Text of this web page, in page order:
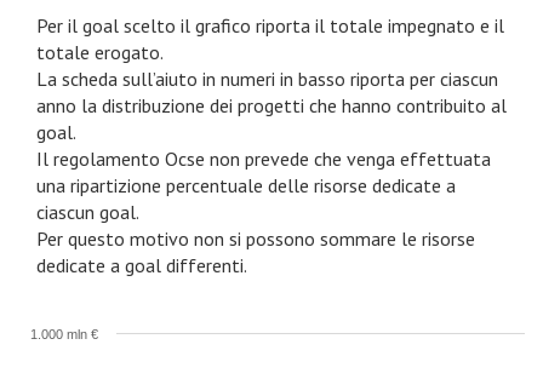
Per il goal scelto il grafico riporta il totale impegnato e il
totale erogato.
La scheda sull’aiuto in numeri in basso riporta per ciascun
anno la distribuzione dei progetti che hanno contribuito al
goal.
Il regolamento Ocse non prevede che venga effettuata
una ripartizione percentuale delle risorse dedicate a
ciascun goal.
Per questo motivo non si possono sommare le risorse
dedicate a goal differenti.
1.000 mln €